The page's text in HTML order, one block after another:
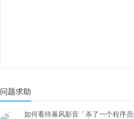
问题求助
如何看待暴风影音「杀了一个程序